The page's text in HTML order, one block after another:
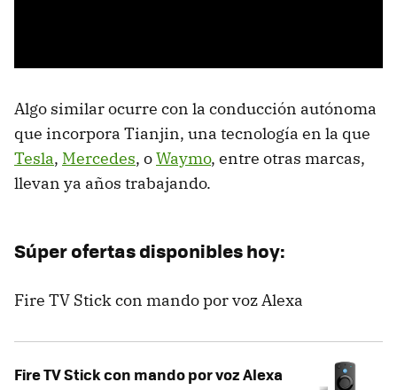
Algo similar ocurre con la conducción autónoma
que incorpora Tianjin, una tecnología en la que
Tesla, Mercedes, oWaymo, entre otras marcas,
llevan ya años trabajando.
Súper ofertas disponibles hoy:
Fire TV Stick con mando por voz Alexa
Fire TV Stick con mando por voz Alexa